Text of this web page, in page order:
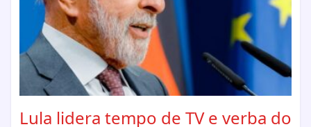
Lula lidera tempo de TV e verba do